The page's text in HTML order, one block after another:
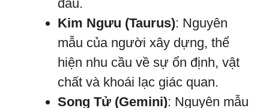
đầu.
Kim Ngưu (Taurus): Nguyên
mẫu của người xây dựng, thể
hiện nhu cầu về sự ổn định, vật
chất và khoái lạc giác quan.
Song Tử (Gemini): Nguyên mẫu